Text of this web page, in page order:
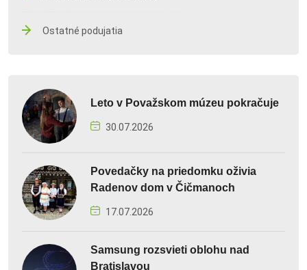
Ostatné podujatia
Leto v Považskom múzeu pokračuje
30.07.2026
Povedačky na priedomku oživia
Radenov dom v Čičmanoch
17.07.2026
Samsung rozsvieti oblohu nad
Bratislavou